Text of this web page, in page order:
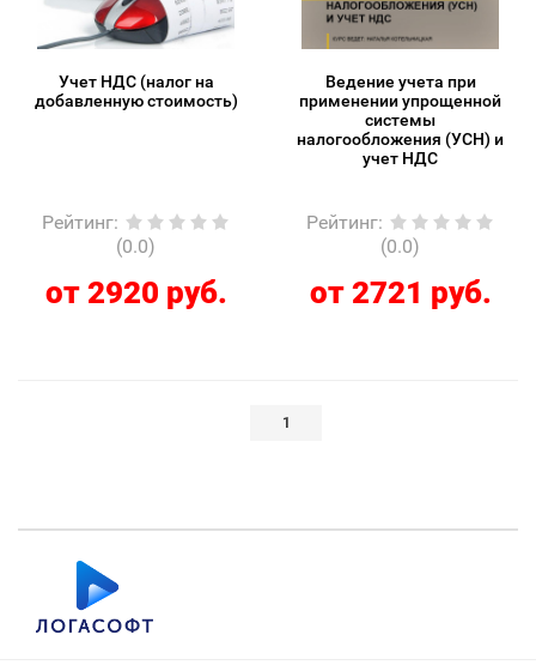
Учет НДС (налог на
добавленную стоимость)
Рейтинг:
(0.0)
от 2920 руб.
Ведение учета при
применении упрощенной
системы
налогообложения (УСН) и
учет НДС
Рейтинг:
(0.0)
от 2721 руб.
1